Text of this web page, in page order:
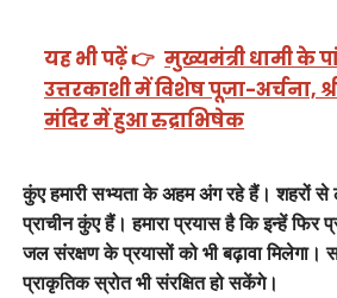
यह भी पढ़ें 👉 मुख्यमंत्री धामी के
उत्तरकाशी में विशेष पूजा-अर्चना,
मंदिर में हुआ रुद्राभिषेक
कुंए हमारी सभ्यता के अहम अंग रहे हैं। शहरों
प्राचीन कुंए हैं। हमारा प्रयास है कि इन्हें फिर
जल संरक्षण के प्रयासों को भी बढ़ावा
प्राकृतिक स्रोत भी संरक्षित हो सकेंगे।